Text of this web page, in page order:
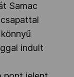
Samac
indult